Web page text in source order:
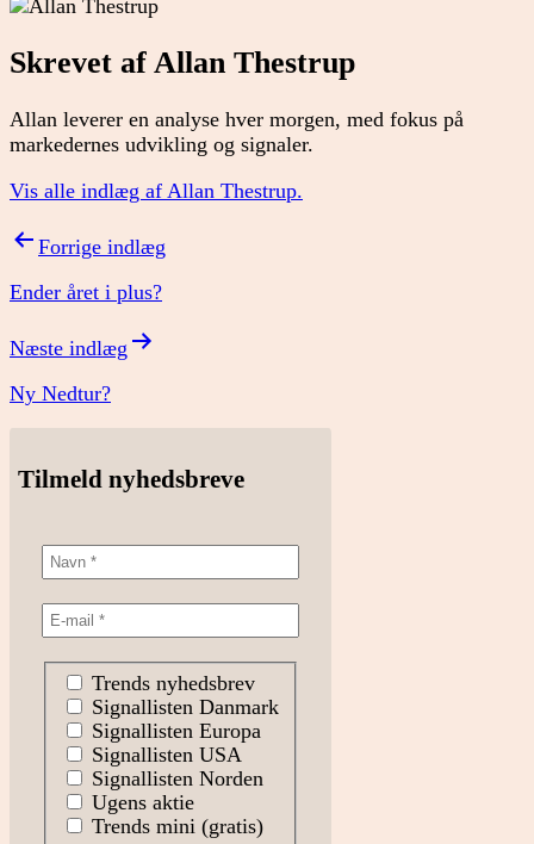
Skrevet af Allan Thestrup
Allan leverer en analyse hver morgen, med fokus på
markedernes udvikling og signaler.
Vis alle indlæg af Allan Thestrup.
Indlægsnavigation
Forrige indlæg
Ender året i plus?
Næste indlæg
Ny Nedtur?
Tilmeld nyhedsbreve
Trends nyhedsbrev
Signallisten Danmark
Signallisten Europa
Signallisten USA
Signallisten Norden
Ugens aktie
Trends mini (gratis)